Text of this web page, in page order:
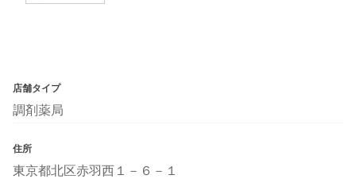
店舗タイプ
調剤薬局
住所
東京都北区赤羽西１－６－１